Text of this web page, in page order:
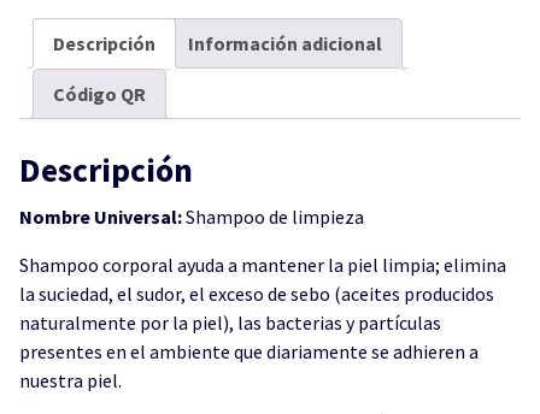
cantidad
Descripción Información adicional
Código QR
Descripción
Nombre Universal:Shampoo de limpieza
Shampoo corporal ayuda a mantener la piel limpia; elimina
la suciedad, el sudor, el exceso de sebo (aceites producidos
naturalmente por la piel), las bacterias y partículas
presentes en el ambiente que diariamente se adhieren a
nuestra piel.